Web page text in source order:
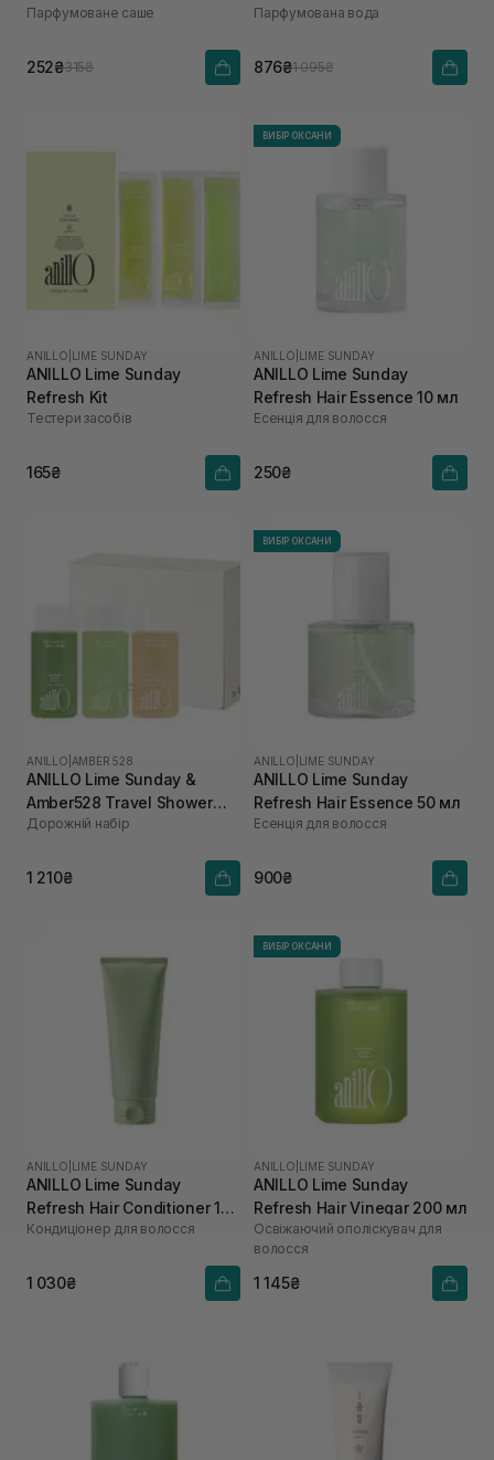
Парфумоване саше
252₴315₴
Парфумована вода
876₴1 095₴
ANILLO LIME SUNDAY
ANILLO Lime Sunday
Refresh Kit
Тестери засобів
165₴
ВИБІР ОКСАНИ
ANILLO LIME SUNDAY
ANILLO Lime Sunday
Refresh Hair Essence 10 мл
Есенція для волосся
250₴
ANILLO AMBER 528
ANILLO Lime Sunday &
Amber528 Travel Shower
Set
Дорожній набір
1 210₴
ВИБІР ОКСАНИ
ANILLO LIME SUNDAY
ANILLO Lime Sunday
Refresh Hair Essence 50 мл
Есенція для волосся
900₴
ANILLO LIME SUNDAY
ANILLO Lime Sunday
Refresh Hair Conditioner 150
мл
Кондиціонер для волосся
1 030₴
ВИБІР ОКСАНИ
ANILLO LIME SUNDAY
ANILLO Lime Sunday
Refresh Hair Vinegar 200 мл
Освіжаючий ополіскувач для
волосся
1 145₴